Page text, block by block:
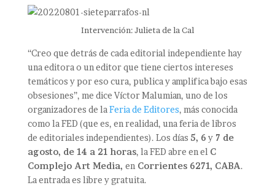
Intervención: Julieta de la Cal
“Creo que detrás de cada editorial independiente hay
una editora o un editor que tiene ciertos intereses
temáticos y por eso cura, publica y amplifica bajo esas
obsesiones”, me dice Víctor Malumian, uno de los
organizadores de la Feria de Editores, más conocida
como la FED (que es, en realidad, una feria de libros
de editoriales independientes). Los días 5, 6 y7 de
agosto, de 14 a 21 horas, la FED abre en el C
Complejo Art Media, en Corrientes 6271, CABA.
La entrada es libre y gratuita.